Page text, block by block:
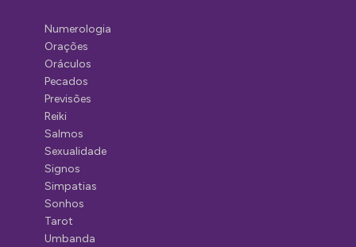
Numerologia
Orações
Oráculos
Pecados
Previsões
Reiki
Salmos
Sexualidade
Signos
Simpatias
Sonhos
Tarot
Umbanda